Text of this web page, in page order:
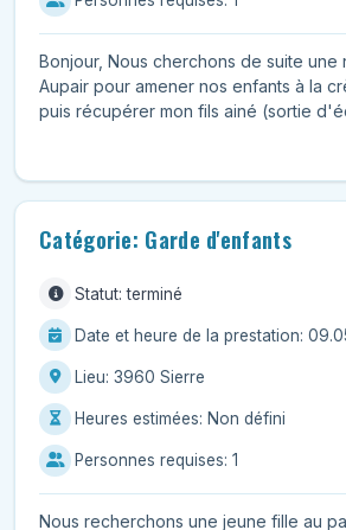
Bonjour, Nous cherchons de suite une
Aupair pour amener nos enfants à la
puis récupérer mon fils ainé (sortie
Catégorie: Garde d'enfants
Statut: terminé
Date et heure de la prestation:
Lieu: 3960 Sierre
Heures estimées: Non défini
Personnes requises: 1
Nous recherchons une jeune fille au